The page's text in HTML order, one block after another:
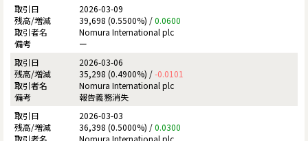
2026-03-09
39,698 (0.5500%) /0.0600
Nomura International plc
ー
2026-03-06
35,298 (0.4900%) /-0.0101
Nomura International plc
報告義務消失
2026-03-03
36,398 (0.5000%) /0.0300
Nomura International plc